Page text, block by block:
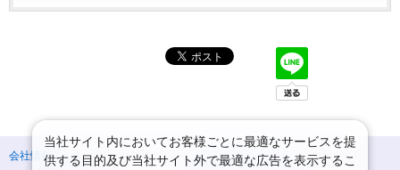
会社情報 プライバシーポリシー
当社サイト内においてお客様ごとに最適なサービスを提
供する目的及び当社サイト外で最適な広告を表示するこ